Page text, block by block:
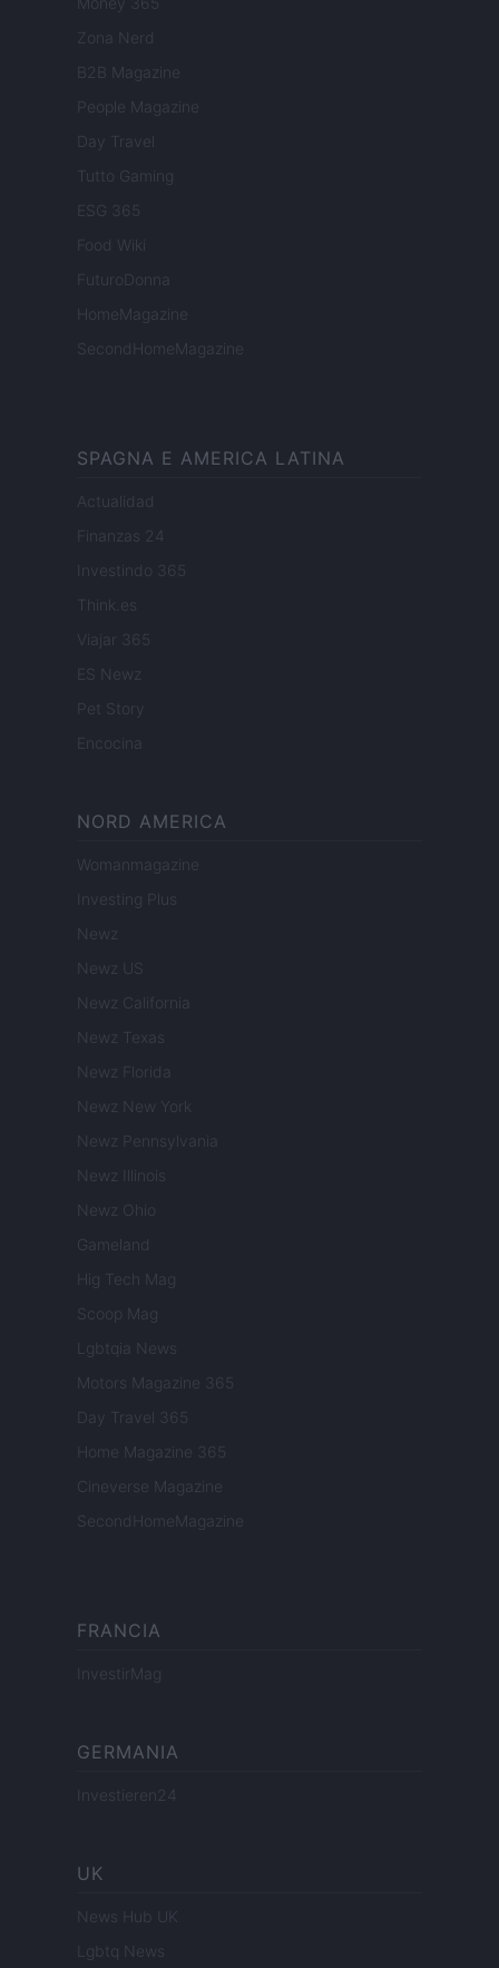
Zona Nerd
B2B Magazine
People Magazine
Day Travel
Tutto Gaming
ESG 365
Food Wiki
FuturoDonna
HomeMagazine
SecondHomeMagazine
SPAGNA E AMERICA LATINA
Actualidad
Finanzas 24
Investindo 365
Think.es
Viajar 365
ES Newz
Pet Story
Encocina
NORD AMERICA
Womanmagazine
Investing Plus
Newz
Newz US
Newz California
Newz Texas
Newz Florida
Newz New York
Newz Pennsylvania
Newz Illinois
Newz Ohio
Gameland
Hig Tech Mag
Scoop Mag
Lgbtqia News
Motors Magazine 365
Day Travel 365
Home Magazine 365
Cineverse Magazine
SecondHomeMagazine
FRANCIA
InvestirMag
GERMANIA
Investieren24
UK
News Hub UK
Lgbtq News